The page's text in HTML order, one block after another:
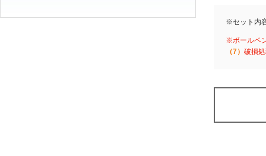
※セット内
※ボールペ
（7） 破損